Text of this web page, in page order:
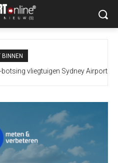
BINNEN
vliegtuigen Sydney Airport